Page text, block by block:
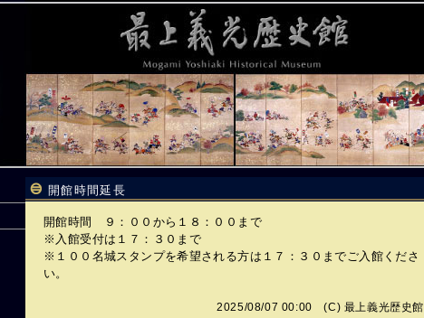
開館時間延長
開館時間 ９：００から１８：００まで
※入館受付は１７：３０まで
※１００名城スタンプを希望される方は１７：３０までご入館くださ
い。
2025/08/07 00:00 (C) 最上義光歴史館